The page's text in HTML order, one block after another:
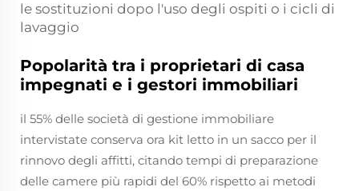
le sostituzioni dopo l'uso degli ospiti o i cicli di
lavaggio
Popolarità tra i proprietari di casa
impegnati e i gestori immobiliari
il 55% delle società di gestione immobiliare
intervistate conserva ora kit letto in un sacco per il
rinnovo degli affitti, citando tempi di preparazione
delle camere più rapidi del 60% rispetto ai metodi